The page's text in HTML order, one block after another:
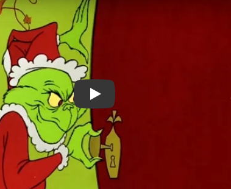
Дивитися трейлер